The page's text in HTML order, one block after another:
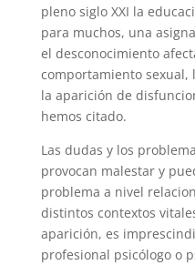
pleno siglo XXI la
para muchos, una
el desconocimiento
comportamiento
la aparición de
hemos citado.
Las dudas y los
provocan malestar y
problema a nivel
distintos contextos
aparición, es
profesional psicólogo o